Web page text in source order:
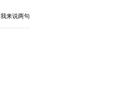
我来说两句